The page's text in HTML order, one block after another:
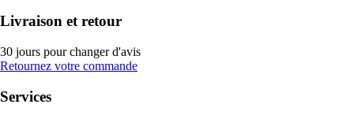
Livraison et retour
30 jours pour changer d'avis
Retournez votre commande
Services